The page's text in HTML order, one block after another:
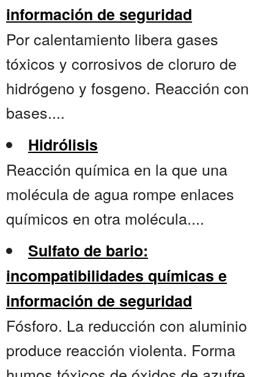
información de seguridad
Por calentamiento libera gases
tóxicos y corrosivos de cloruro de
hidrógeno y fosgeno. Reacción con
bases....
Hidrólisis
Reacción química en la que una
molécula de agua rompe enlaces
químicos en otra molécula....
Sulfato de bario:
incompatibilidades químicas e
información de seguridad
Fósforo. La reducción con aluminio
produce reacción violenta. Forma